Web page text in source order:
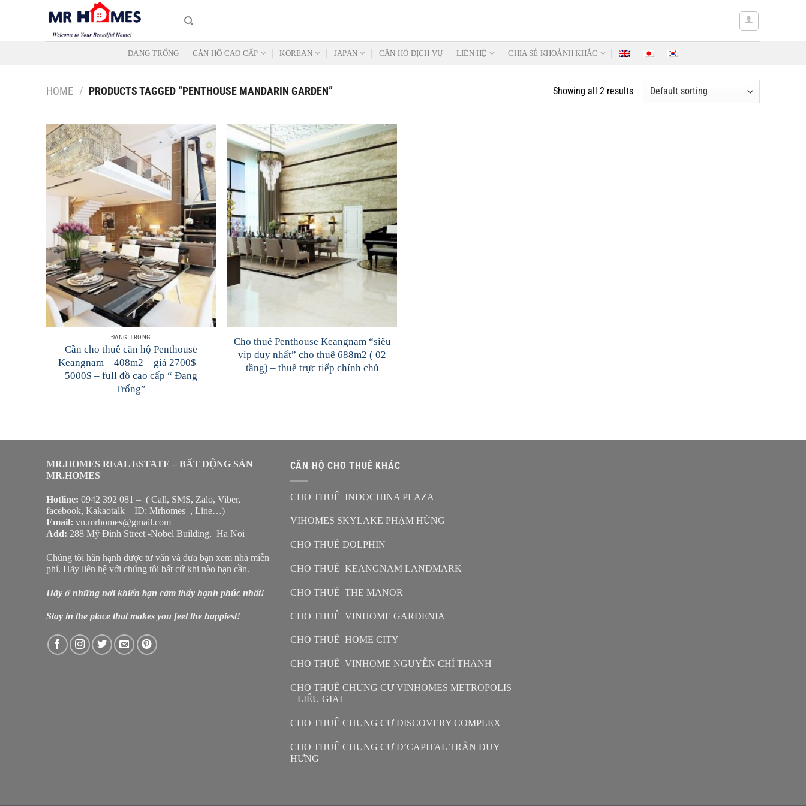
ĐANG TRỐNG CĂN HỘ CAO CẤP KOREAN JAPAN CĂN HỘ DỊCH VỤ LIÊN HỆ CHIA SẺ KHOẢNH KHẮC
HOME / PRODUCTS TAGGED “PENTHOUSE MANDARIN GARDEN” Showing all 2 results
Add to
Wishlist
ĐANG TRỐNG
Cần cho thuê căn hộ Penthouse
Keangnam – 408m2 – giá 2700$ –
5000$ – full đồ cao cấp “ Đang
Trống”
Add to
Wishlist
Cho thuê Penthouse Keangnam “siêu
vip duy nhất” cho thuê 688m2 ( 02
tầng) – thuê trực tiếp chính chủ
MR.HOMES REAL ESTATE – BẤT ĐỘNG SẢN
MR.HOMES
Hotline: 0942 392 081 – ( Call, SMS, Zalo, Viber,
facebook, Kakaotalk – ID: Mrhomes , Line…)
Email: vn.mrhomes@gmail.com
Add: 288 Mỹ Đình Street -Nobel Building, Ha Noi
Chúng tôi hân hạnh được tư vấn và đưa bạn xem nhà miễn
phí. Hãy liên hệ với chúng tôi bất cứ khi nào bạn cần.
Hãy ở những nơi khiến bạn cảm thấy hạnh phúc nhất!
Stay in the place that makes you feel the happiest!
CĂN HỘ CHO THUÊ KHÁC
CHO THUÊ INDOCHINA PLAZA
VIHOMES SKYLAKE PHẠM HÙNG
CHO THUÊ DOLPHIN
CHO THUÊ KEANGNAM LANDMARK
CHO THUÊ THE MANOR
CHO THUÊ VINHOME GARDENIA
CHO THUÊ HOME CITY
CHO THUÊ VINHOME NGUYỄN CHÍ THANH
CHO THUÊ CHUNG CƯ VINHOMES METROPOLIS
– LIỄU GIAI
CHO THUÊ CHUNG CƯ DISCOVERY COMPLEX
CHO THUÊ CHUNG CƯ D’CAPITAL TRẦN DUY
HƯNG